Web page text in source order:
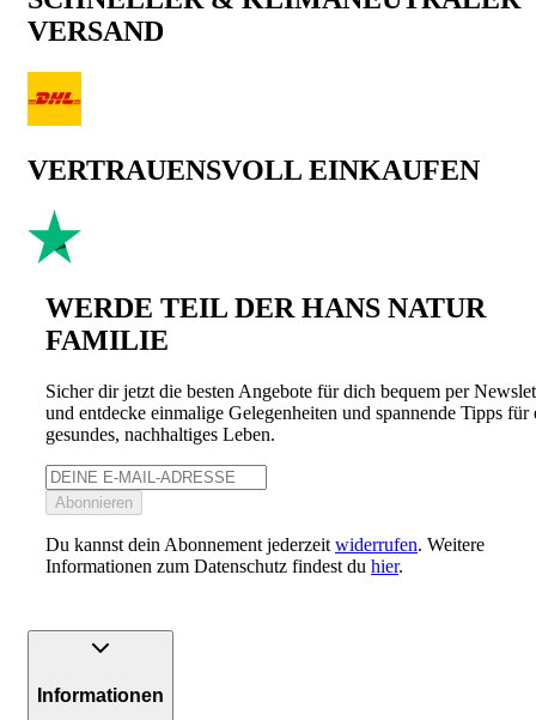
VERSAND
VERTRAUENSVOLL EINKAUFEN
WERDE TEIL DER HANS NATUR
FAMILIE
Sicher dir jetzt die besten Angebote für dich bequem per
und entdecke einmalige Gelegenheiten und spannende Tipps für
gesundes, nachhaltiges Leben.
Abonnieren
Du kannst dein Abonnement jederzeit widerrufen. Weitere
Informationen zum Datenschutz findest du hier.
Informationen